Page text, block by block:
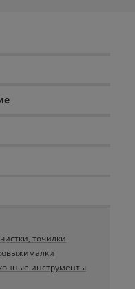
точилки
инструменты